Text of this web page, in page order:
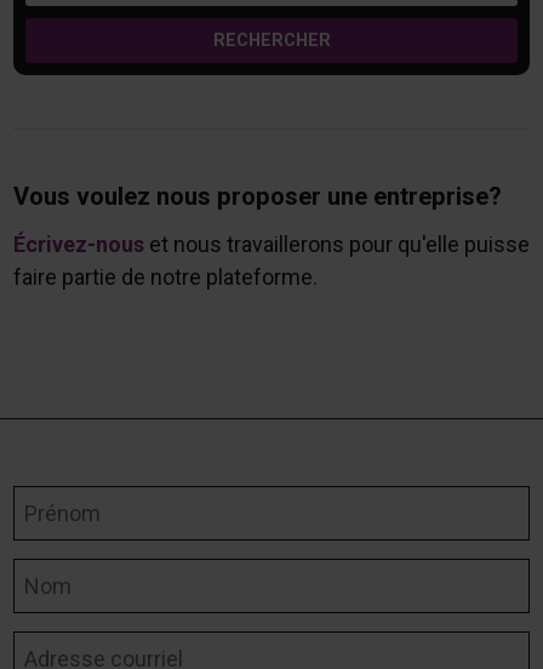
RECHERCHER
Vous voulez nous proposer une entreprise?
Écrivez-nouset nous travaillerons pour qu'elle puisse
faire partie de notre plateforme.